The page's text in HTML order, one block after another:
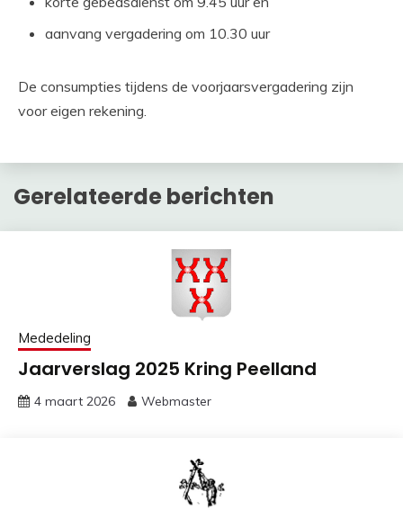
aanvang vergadering om 10.30 uur
De consumpties tijdens de voorjaarsvergadering zijn
voor eigen rekening.
Gerelateerde berichten
Mededeling
Jaarverslag 2025 Kring Peelland
4 maart 2026 Webmaster